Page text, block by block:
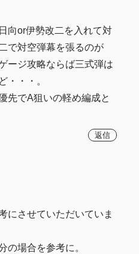
向or伊勢改二を入れて対
で対空弾幕を張るのが
ージ攻略ならば三式弾は
・・・。
先でA狙いの軽め編成と
返信
にさせていただいていま
の場合を参考に。